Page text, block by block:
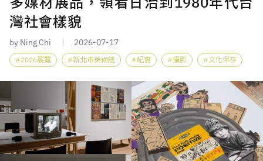
灣社會樣貌
by Ning Chi 2026-07-17
2026展覽 新北市美術館 紀實 攝影 文化保存